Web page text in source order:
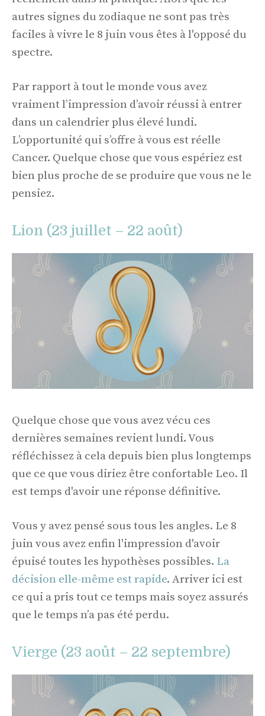
autres signes du zodiaque ne sont pas très
faciles à vivre le 8 juin vous êtes à l'opposé du
spectre.
Par rapport à tout le monde vous avez
vraiment l’impression d’avoir réussi à entrer
dans un calendrier plus élevé lundi.
L’opportunité qui s’offre à vous est réelle
Cancer. Quelque chose que vous espériez est
bien plus proche de se produire que vous ne le
pensiez.
Lion (23 juillet – 22 août)
Quelque chose que vous avez vécu ces
dernières semaines revient lundi. Vous
réfléchissez à cela depuis bien plus longtemps
que ce que vous diriez être confortable Leo. Il
est temps d'avoir une réponse définitive.
Vous y avez pensé sous tous les angles. Le 8
juin vous avez enfin l'impression d'avoir
épuisé toutes les hypothèses possibles. La
décision elle-même est rapide. Arriver ici est
ce qui a pris tout ce temps mais soyez assurés
que le temps n’a pas été perdu.
Vierge (23 août – 22 septembre)